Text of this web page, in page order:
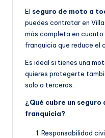
El seguro de moto a
puedes contratar en
más completa en
franquicia que reduce el
Es ideal si tienes una
quieres protegerte
solo a terceros.
¿Qué cubre un
franquicia?
Responsabilidad